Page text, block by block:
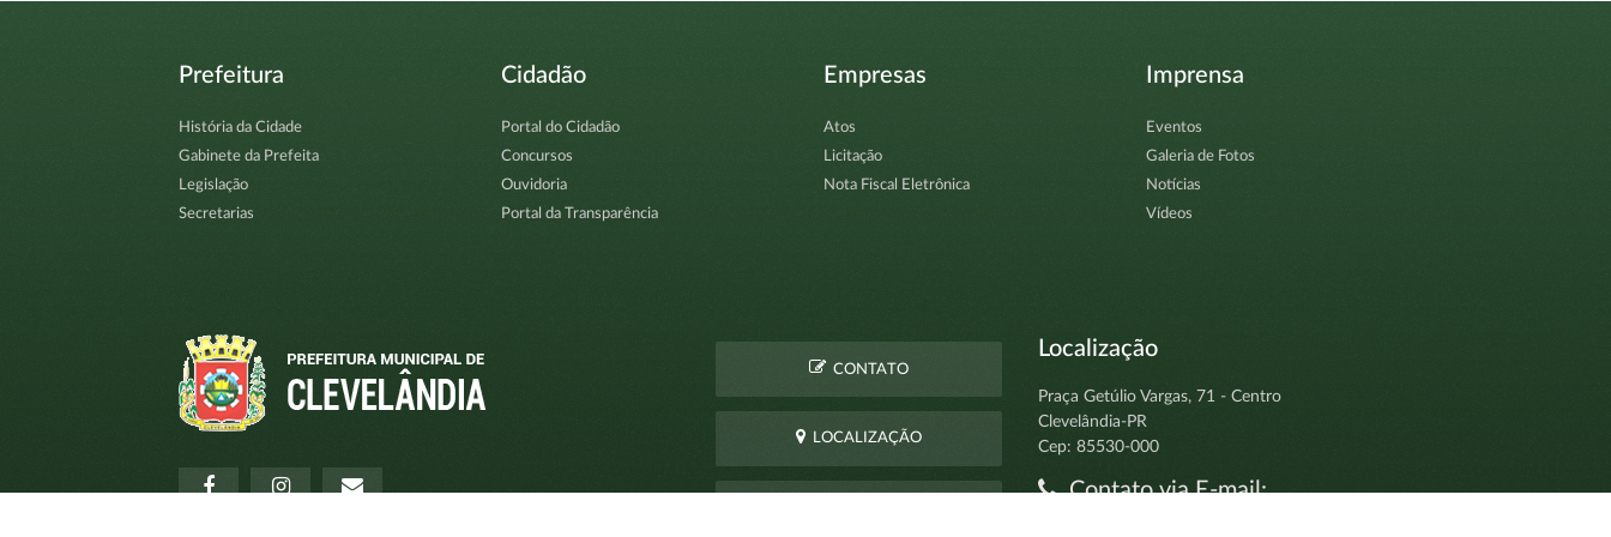
Prefeitura
História da Cidade
Gabinete da Prefeita
Legislação
Secretarias
Cidadão
Portal do Cidadão
Concursos
Ouvidoria
Portal da Transparência
Empresas
Atos
Licitação
Nota Fiscal Eletrônica
Imprensa
Eventos
Galeria de Fotos
Notícias
Vídeos
CONTATO
LOCALIZAÇÃO
Localização
Praça Getúlio Vargas, 71 - Centro
Clevelândia-PR
Cep: 85530-000
Contato via E-mail: